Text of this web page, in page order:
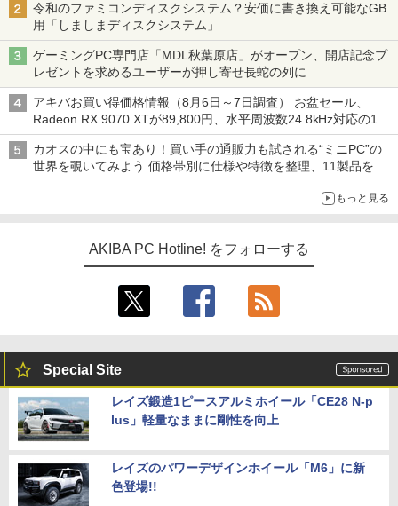
令和のファミコンディスクシステム？安価に書き換え可能なGB
用「しましまディスクシステム」
ゲーミングPC専門店「MDL秋葉原店」がオープン、開店記念プ
レゼントを求めるユーザーが押し寄せ長蛇の列に
アキバお買い得価格情報（8月6日～7日調査） お盆セール、
Radeon RX 9070 XTが89,800円、水平周波数24.8kHz対応の17
型モニターが9,801円、暑さ指数連動セール ほか
カオスの中にも宝あり！買い手の通販力も試される“ミニPC”の
世界を覗いてみよう 価格帯別に仕様や特徴を整理、11製品をピ
もっと見る
AKIBA PC Hotline! をフォローする
Special Site
レイズ鍛造1ピースアルミホイール「CE28 N-p
lus」軽量なままに剛性を向上
レイズのパワーデザインホイール「M6」に新
色登場!!